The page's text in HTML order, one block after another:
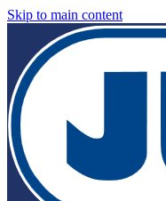
Skip to main content